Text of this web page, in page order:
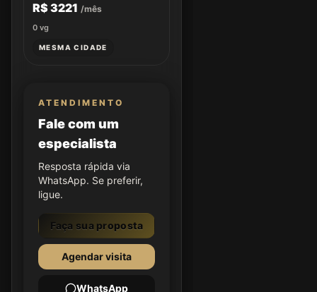
R$ 3221 /mês
0 vg
MESMA CIDADE
ATENDIMENTO
Fale com um
especialista
Resposta rápida via
WhatsApp. Se preferir,
ligue.
Faça sua proposta
Agendar visita
WhatsApp